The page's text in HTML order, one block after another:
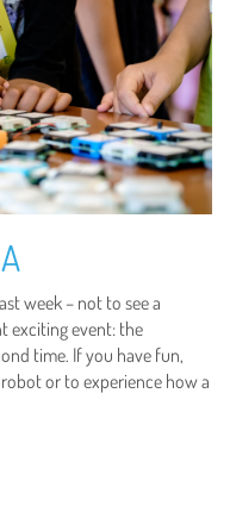
week – not to see a
exciting event: the
time. If you have fun,
or to experience how a